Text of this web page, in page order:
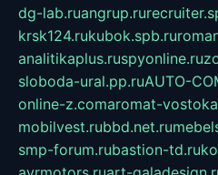
dg-lab.ruangrup.ru
krsk124.rukubok.spb.ru
analitikaplus.ruspyonline.ru
sloboda-ural.pp.ruAUTO-
online-z.comaromat-
mobilvest.rubbd.net.ru
smp-forum.rubastion-td.ru